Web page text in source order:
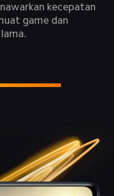
kecepatan
game dan